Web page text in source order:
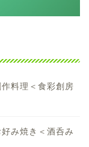
料理＜食彩創房
み焼き＜酒呑み